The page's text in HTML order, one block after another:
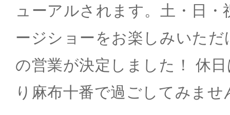
ューアルされます。土・日
ージショーをお楽しみいた
の営業が決定しました！ 休
り麻布十番で過ごしてみませ